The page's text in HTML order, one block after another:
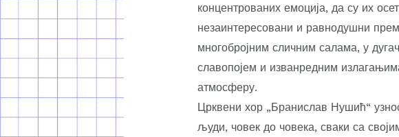
концентрованих емоција, да су их
незаинтересовани и равнодушни
многобројним сличним салама, у
славопојем и изванредним
атмосферу.
Црквени хор „Бранислав Нушић“
људи, човек до човека, сваки са